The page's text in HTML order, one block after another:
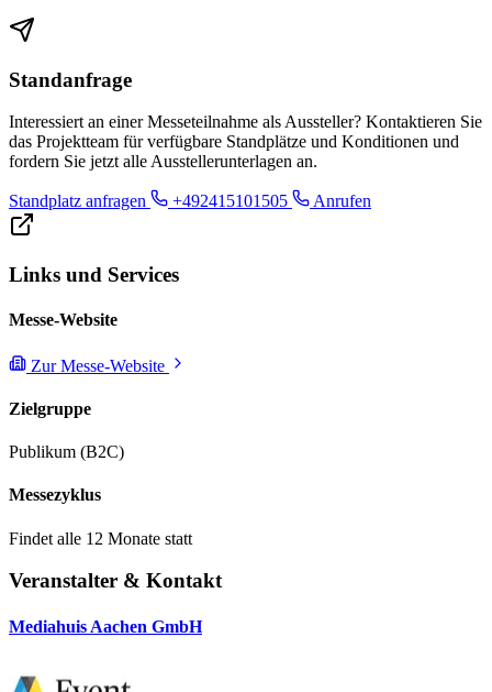
Standanfrage
Interessiert an einer Messeteilnahme als Aussteller? Kontaktieren Sie
das Projektteam für verfügbare Standplätze und Konditionen und
fordern Sie jetzt alle Ausstellerunterlagen an.
Standplatz anfragen +492415101505 Anrufen
Links und Services
Messe-Website
Zur Messe-Website
Zielgruppe
Publikum (B2C)
Messezyklus
Findet alle 12 Monate statt
Veranstalter & Kontakt
Mediahuis Aachen GmbH